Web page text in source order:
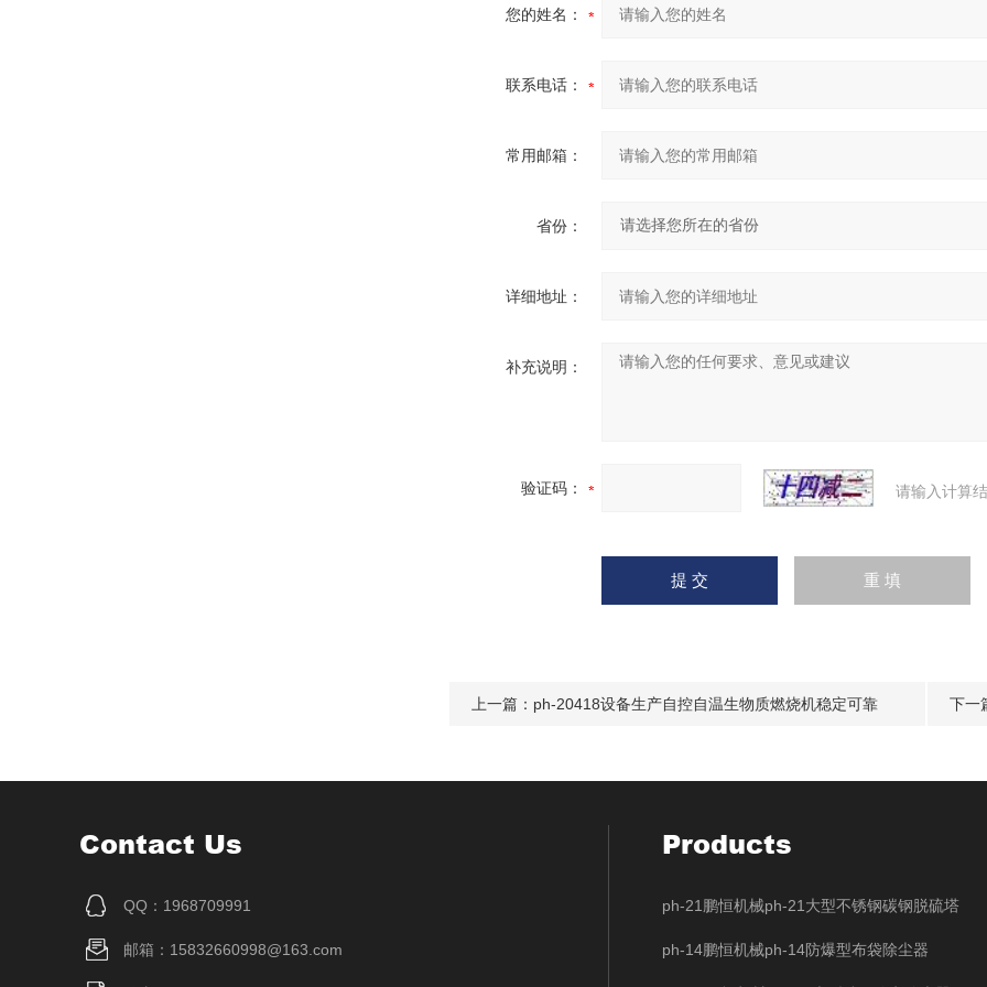
您的姓名：
联系电话：
常用邮箱：
省份：
详细地址：
补充说明：
验证码： 请输入计算
上一篇： ph-20418设备生产自控自温生物质燃烧机稳定可靠 下一
Contact Us
QQ：1968709991
邮箱：15832660998@163.com
Products
ph-21鹏恒机械ph-21大型不锈钢碳钢脱硫塔
ph-14鹏恒机械ph-14防爆型布袋除尘器